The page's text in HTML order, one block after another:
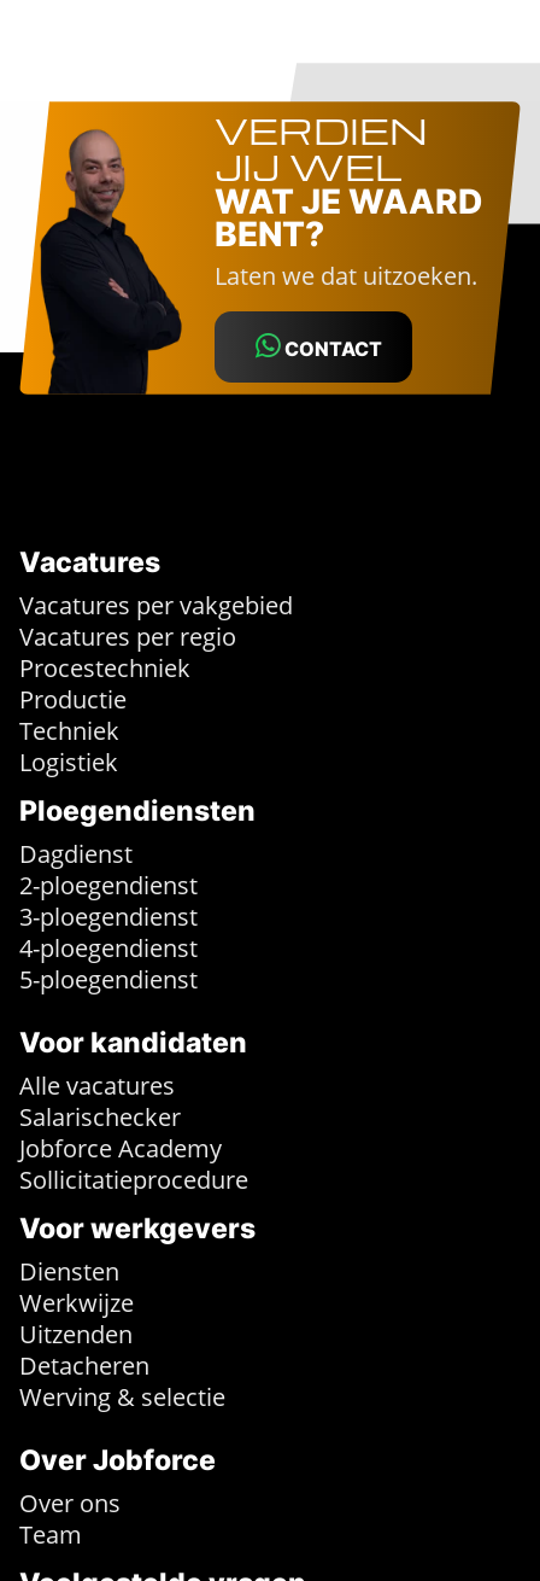
VERDIEN
JIJ WEL
WAT JE WAARD
BENT?
Laten we dat uitzoeken.
CONTACT
Vacatures
Vacatures per vakgebied
Vacatures per regio
Procestechniek
Productie
Techniek
Logistiek
Ploegendiensten
Dagdienst
2-ploegendienst
3-ploegendienst
4-ploegendienst
5-ploegendienst
Voor kandidaten
Alle vacatures
Salarischecker
Jobforce Academy
Sollicitatieprocedure
Voor werkgevers
Diensten
Werkwijze
Uitzenden
Detacheren
Werving & selectie
Over Jobforce
Over ons
Team